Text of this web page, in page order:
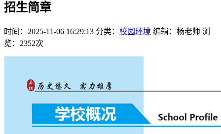
招生简章
时间：2025-11-06 16:29:13 分类： 校园环境 编辑：杨老师 浏
览：2352次